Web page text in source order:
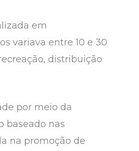
em
variava entre 10 e 30
distribuição
por meio da
baseado nas
na promoção de